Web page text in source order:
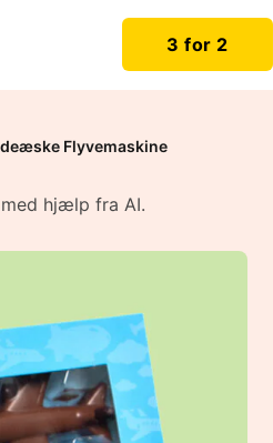
3 for 2
Flyvemaskine
hjælp fra AI.